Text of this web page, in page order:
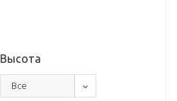
Высота
Все